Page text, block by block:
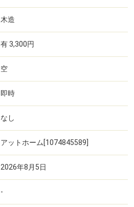
木造
有 3,300円
空
即時
なし
アットホーム[1074845589]
2026年8月5日
-